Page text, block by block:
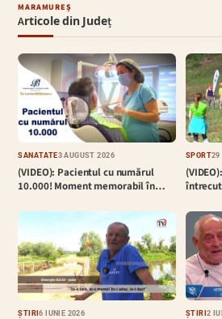
MARAMUREȘ
Articole din Județ
SĂNĂTATE3 AUGUST 2026
(VIDEO): Pacientul cu numărul
10.000! Moment memorabil în…
SPORT29
ȘTIRI6 IUNIE 2026 ȘTIRI2